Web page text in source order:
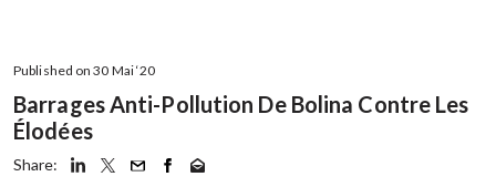
Published on 30 Mai ‘20
Barrages Anti-Pollution De Bolina Contre Les
Élodées
Share: